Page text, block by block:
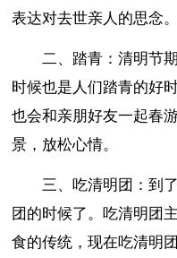
表达对去世亲人的思念。
二、踏青：清明节
时候也是人们踏青的好
也会和亲朋好友一起春
景，放松心情。
三、吃清明团：到
团的时候了。吃清明团
食的传统，现在吃清明